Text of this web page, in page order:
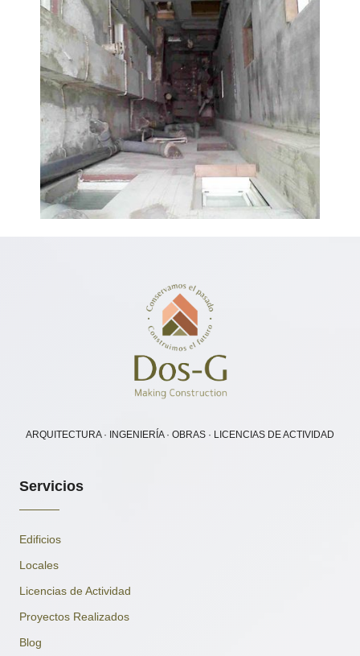
ARQUITECTURA · INGENIERÍA · OBRAS · LICENCIAS DE ACTIVIDAD
Servicios
Edificios
Locales
Licencias de Actividad
Proyectos Realizados
Blog